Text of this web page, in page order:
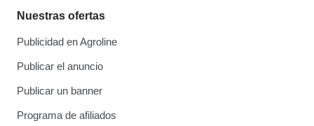
Nuestras ofertas
Publicidad en Agroline
Publicar el anuncio
Publicar un banner
Programa de afiliados